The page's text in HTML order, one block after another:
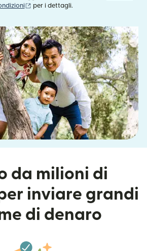
(si apre in una nuova finestra)
per i dettagli.
da milioni di
inviare grandi
di denaro